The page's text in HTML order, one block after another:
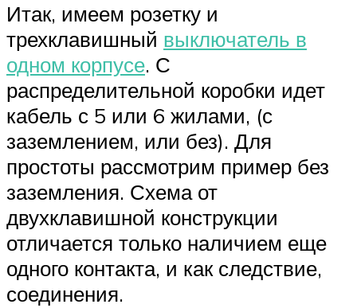
Итак, имеем розетку и
трехклавишный выключатель в
одном корпусе. С
распределительной коробки идет
кабель с 5 или 6 жилами, (с
заземлением, или без). Для
простоты рассмотрим пример без
заземления. Схема от
двухклавишной конструкции
отличается только наличием еще
одного контакта, и как следствие,
соединения.